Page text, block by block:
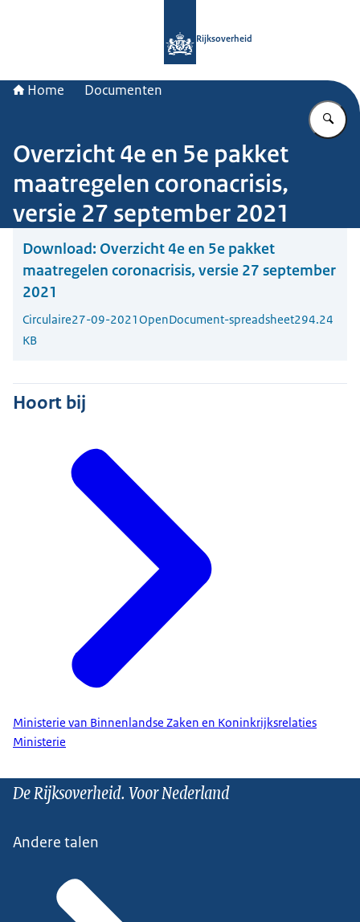
Rijksoverheid
Home Documenten
Overzicht 4e en 5e pakket
maatregelen coronacrisis,
versie 27 september 2021
Download: Overzicht 4e en 5e pakket
maatregelen coronacrisis, versie 27 september
2021
Circulaire27-09-2021OpenDocument-spreadsheet294.24
KB
Hoort bij
Ministerie van Binnenlandse Zaken en Koninkrijksrelaties
Ministerie
De Rijksoverheid. Voor Nederland
Andere talen